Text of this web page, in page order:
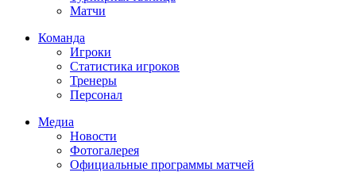
Матчи
Команда
Игроки
Статистика игроков
Тренеры
Персонал
Медиа
Новости
Фотогалерея
Официальные программы матчей